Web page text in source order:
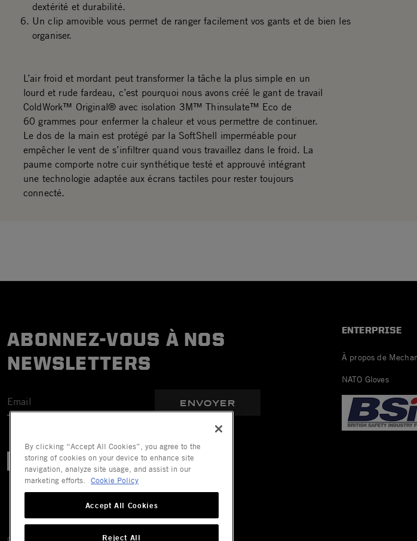
dextérité et durabilité.
Un clip amovible vous permet de ranger facilement vos gants et de bien les
organiser.
L’air froid et mordant peut transformer la tâche la plus simple en un
lourd et rude fardeau, c’est pourquoi nous avons créé le gant de travail
ColdWork™ Original® avec isolation 3M™ Thinsulate™ Eco de
60 grammes pour enfermer la chaleur et vous permettre de continuer.
Le dos de la main est protégé par la SoftShell imperméable pour
empêcher le vent de s’infiltrer quand vous travaillez dans le froid. La
paume comporte notre cuir synthétique testé et approuvé intégrant
une technologie adaptée aux écrans tactiles pour rester toujours
connecté.
ABONNEZ-VOUS À NOS
NEWSLETTERS
ENVOYER
ENTERPRISE
À propos de
NATO Gloves
© 2026 Mechanix Wear LLC. Tous droits réservés.
By clicking “Accept All Cookies”, you agree to the
storing of cookies on your device to enhance site
navigation, analyze site usage, and assist in our
marketing efforts.
Cookie Policy
Accept All Cookies
Reject All